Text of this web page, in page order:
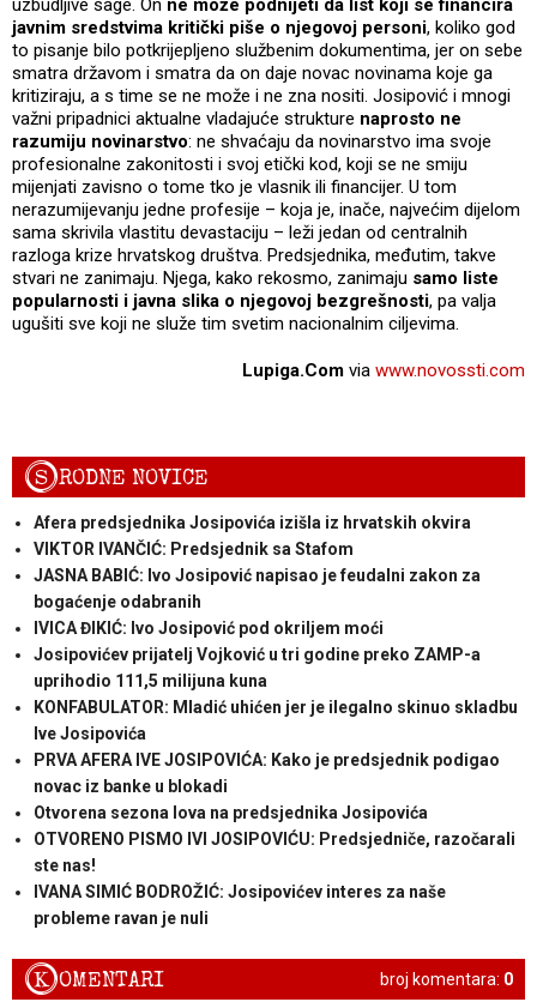
uzbudljive sage. On ne može podnijeti da list koji se financira
javnim sredstvima kritički piše o njegovoj personi, koliko god
to pisanje bilo potkrijepljeno službenim dokumentima, jer on sebe
smatra državom i smatra da on daje novac novinama koje ga
kritiziraju, a s time se ne može i ne zna nositi. Josipović i mnogi
važni pripadnici aktualne vladajuće strukture naprosto ne
razumiju novinarstvo: ne shvaćaju da novinarstvo ima svoje
profesionalne zakonitosti i svoj etički kod, koji se ne smiju
mijenjati zavisno o tome tko je vlasnik ili financijer. U tom
nerazumijevanju jedne profesije – koja je, inače, najvećim dijelom
sama skrivila vlastitu devastaciju – leži jedan od centralnih
razloga krize hrvatskog društva. Predsjednika, međutim, takve
stvari ne zanimaju. Njega, kako rekosmo, zanimaju samo liste
popularnosti i javna slika o njegovoj bezgrešnosti, pa valja
ugušiti sve koji ne služe tim svetim nacionalnim ciljevima.
Lupiga.Com via www.novossti.com
SRODNE NOVICE
Afera predsjednika Josipovića izišla iz hrvatskih okvira
VIKTOR IVANČIĆ: Predsjednik sa Stafom
JASNA BABIĆ: Ivo Josipović napisao je feudalni zakon za
bogaćenje odabranih
IVICA ĐIKIĆ: Ivo Josipović pod okriljem moći
Josipovićev prijatelj Vojković u tri godine preko ZAMP-a
uprihodio 111,5 milijuna kuna
KONFABULATOR: Mladić uhićen jer je ilegalno skinuo skladbu
Ive Josipovića
PRVA AFERA IVE JOSIPOVIĆA: Kako je predsjednik podigao
novac iz banke u blokadi
Otvorena sezona lova na predsjednika Josipovića
OTVORENO PISMO IVI JOSIPOVIĆU: Predsjedniče, razočarali
ste nas!
IVANA SIMIĆ BODROŽIĆ: Josipovićev interes za naše
probleme ravan je nuli
broj komentara: 0
KOMENTARI